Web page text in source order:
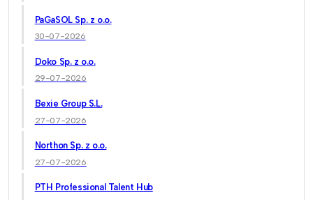
PaGaSOL Sp. z o.o.
30-07-2026
Doko Sp. z o.o.
29-07-2026
Bexie Group S.L.
27-07-2026
Northon Sp. z o.o.
27-07-2026
PTH Professional Talent Hub